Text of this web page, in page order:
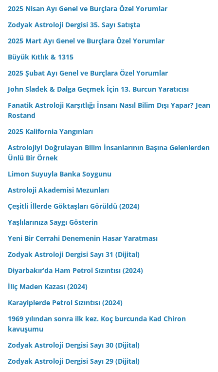
2025 Nisan Ayı Genel ve Burçlara Özel Yorumlar
Zodyak Astroloji Dergisi 35. Sayı Satışta
2025 Mart Ayı Genel ve Burçlara Özel Yorumlar
Büyük Kıtlık & 1315
2025 Şubat Ayı Genel ve Burçlara Özel Yorumlar
John Sladek & Dalga Geçmek İçin 13. Burcun Yaratıcısı
Fanatik Astroloji Karşıtlığı İnsanı Nasıl Bilim Dışı Yapar? Jean
Rostand
2025 Kalifornia Yangınları
Astrolojiyi Doğrulayan Bilim İnsanlarının Başına Gelenlerden
Ünlü Bir Örnek
Limon Suyuyla Banka Soygunu
Astroloji Akademisi Mezunları
Çeşitli İllerde Göktaşları Görüldü (2024)
Yaşlılarınıza Saygı Gösterin
Yeni Bir Cerrahi Denemenin Hasar Yaratması
Zodyak Astroloji Dergisi Sayı 31 (Dijital)
Diyarbakır’da Ham Petrol Sızıntısı (2024)
İliç Maden Kazası (2024)
Karayiplerde Petrol Sızıntısı (2024)
1969 yılından sonra ilk kez. Koç burcunda Kad Chiron
kavuşumu
Zodyak Astroloji Dergisi Sayı 30 (Dijital)
Zodyak Astroloji Dergisi Sayı 29 (Dijital)